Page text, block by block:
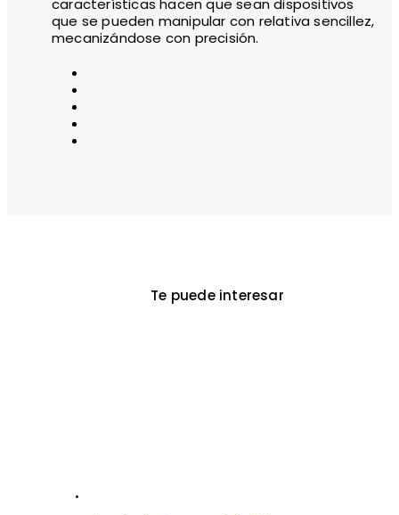
características hacen que sean dispositivos
que se pueden manipular con relativa sencillez,
mecanizándose con precisión.
Te puede interesar